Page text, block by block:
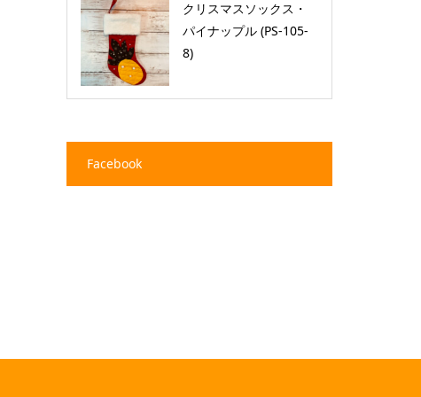
クリスマスソックス・
パイナップル (PS-105-
8)
Facebook